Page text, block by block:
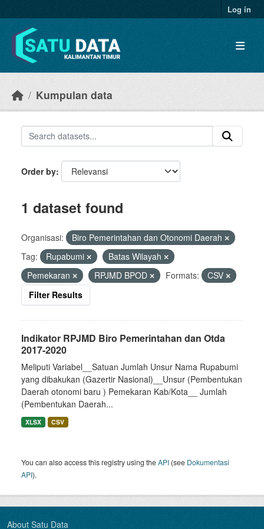
Log in
Kumpulan data
Order by
1 dataset found
Organisasi:
Biro Pemerintahan dan Otonomi Daerah
Tag:
Rupabumi
Batas Wilayah
Pemekaran
RPJMD BPOD Formats:
CSV
Filter Results
Indikator RPJMD Biro Pemerintahan dan Otda
2017-2020
Meliputi Variabel__Satuan Jumlah Unsur Nama Rupabumi
yang dibakukan (Gazertir Nasional)__Unsur (Pembentukan
Daerah otonomi baru ) Pemekaran Kab/Kota__ Jumlah
(Pembentukan Daerah...
XLSX CSV
You can also access this registry using theAPI (see Dokumentasi
API).
About Satu Data